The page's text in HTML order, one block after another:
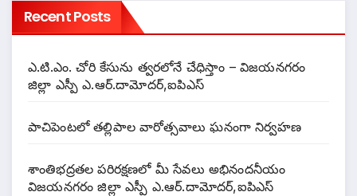
Recent Posts
ఎ.టి.ఎం. చోరి కేసును త్వరలోనే చేధిస్తాం – విజయనగరం
జిల్లా ఎస్పీ ఎ.ఆర్.దామోదర్,ఐపిఎస్
పాచిపెంటలో తల్లిపాల వారోత్సవాలు ఘనంగా నిర్వహణ
శాంతిభద్రతల పరిరక్షణలో మీ సేవలు అభినందనీయం
విజయనగరం జిల్లా ఎస్పీ ఎ.ఆర్.దామోదర్,ఐపిఎస్